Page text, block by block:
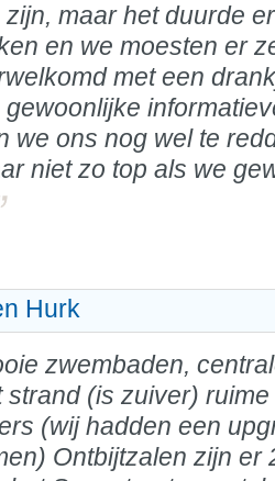
maar het duurde
en we moesten er
met een
we ons nog wel te
niet zo top als we
Hurk
zwembaden,
strand (is zuiver) ruime
(wij hadden een
Ontbijtzalen zijn er